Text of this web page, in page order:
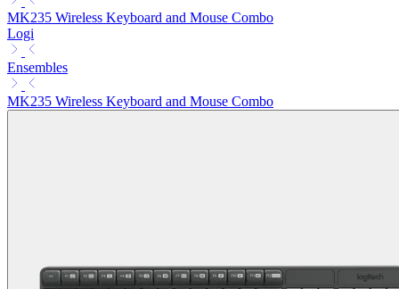
MK235 Wireless Keyboard and Mouse Combo
Logi
Ensembles
MK235 Wireless Keyboard and Mouse Combo